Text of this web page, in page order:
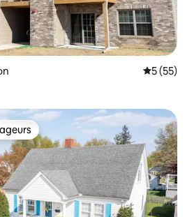
5 (55)
les plus appréciés